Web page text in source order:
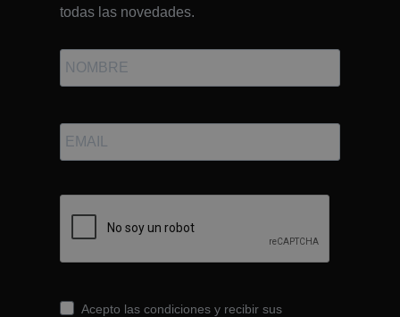
todas las novedades.
Acepto las condiciones y recibir sus